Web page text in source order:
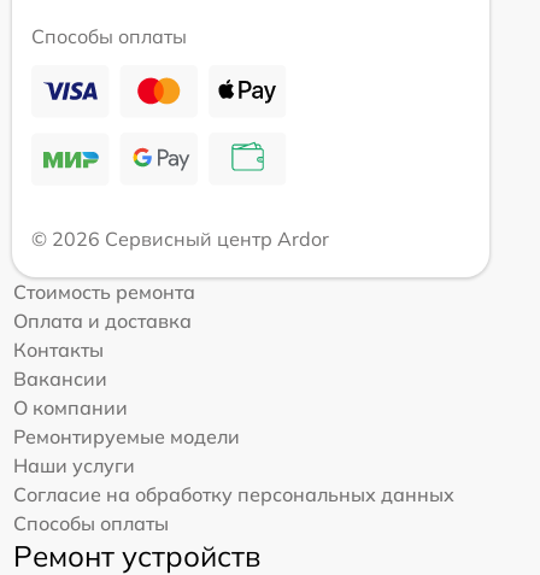
Способы оплаты
© 2026 Сервисный центр Ardor
Стоимость ремонта
Оплата и доставка
Контакты
Вакансии
О компании
Ремонтируемые модели
Наши услуги
Согласие на обработку персональных данных
Способы оплаты
Ремонт устройств